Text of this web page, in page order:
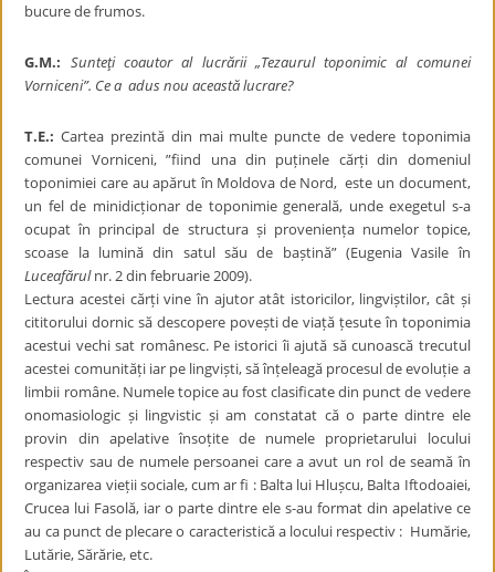
bucure de frumos.
G.M.: Sunteţi coautor al lucrării „Tezaurul toponimic al comunei
Vorniceni”. Ce a adus nou această lucrare?
T.E.:Cartea prezintă din mai multe puncte de vedere toponimia
comunei Vorniceni, ”fiind una din puținele cărți din domeniul
toponimiei care au apărut în Moldova de Nord, este un document,
un fel de minidicționar de toponimie generală, unde exegetul s-a
ocupat în principal de structura și proveniența numelor topice,
scoase la lumină din satul său de baștină” (Eugenia Vasile în
Luceafărulnr. 2 din februarie 2009).
Lectura acestei cărți vine în ajutor atât istoricilor, lingviștilor, cât și
cititorului dornic să descopere povești de viață țesute în toponimia
acestui vechi sat românesc. Pe istorici îi ajută să cunoască trecutul
acestei comunități iar pe lingviști, să înțeleagă procesul de evoluție a
limbii române. Numele topice au fost clasificate din punct de vedere
onomasiologic și lingvistic și am constatat că o parte dintre ele
provin din apelative însoțite de numele proprietarului locului
respectiv sau de numele persoanei care a avut un rol de seamă în
organizarea vieții sociale, cum ar fi : Balta lui Hlușcu, Balta Iftodoaiei,
Crucea lui Fasolă, iar o parte dintre ele s-au format din apelative ce
au ca punct de plecare o caracteristică a locului respectiv : Humărie,
Lutărie, Sărărie, etc.